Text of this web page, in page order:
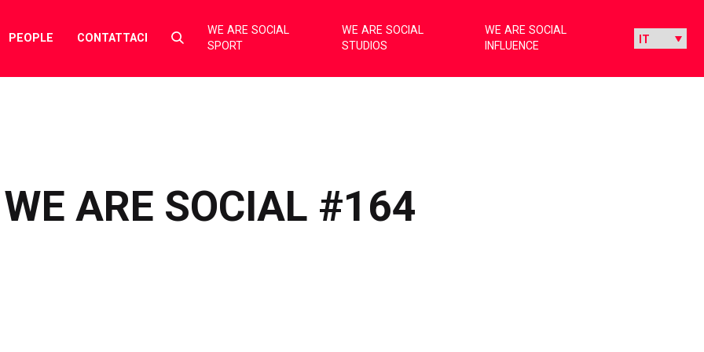
PEOPLE CONTATTACI
Select
toggle
WE ARE SOCIAL
SPORT
WE ARE SOCIAL
STUDIOS
WE ARE SOCIAL
INFLUENCE
ARE SOCIAL #164